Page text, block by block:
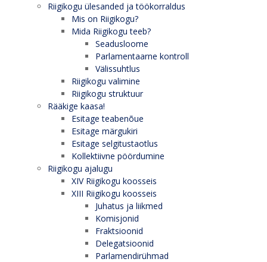
Riigikogu ülesanded ja töökorraldus
Mis on Riigikogu?
Mida Riigikogu teeb?
Seadusloome
Parlamentaarne kontroll
Välissuhtlus
Riigikogu valimine
Riigikogu struktuur
Rääkige kaasa!
Esitage teabenõue
Esitage märgukiri
Esitage selgitustaotlus
Kollektiivne pöördumine
Riigikogu ajalugu
XIV Riigikogu koosseis
XIII Riigikogu koosseis
Juhatus ja liikmed
Komisjonid
Fraktsioonid
Delegatsioonid
Parlamendirühmad